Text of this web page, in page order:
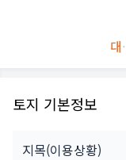
대·
토지 기본정보
지목(이용상황)